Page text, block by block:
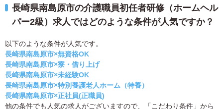
長崎県南島原市の介護職員初任者研修（ホームヘル
パー2級）求人ではどのような条件が人気ですか？
以下のような条件が人気です。
長崎県南島原市×無資格OK
長崎県南島原市×寮・借り上げ
長崎県南島原市×未経験OK
長崎県南島原市×特別養護老人ホーム（特養）
長崎県南島原市×正社員(正職員)
他の条件でも人気の求人がございますので、「こだわり条件」から